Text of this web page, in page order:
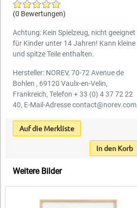
(0 Bewertungen)
Achtung: Kein Spielzeug, nicht geeignet
für Kinder unter 14 Jahren! Kann kleine
und spitze Teile enthalten.
Hersteller: NOREV, 70-72 Avenue de
Bohlen , 69120 Vaulx-en-Velin,
Frankreich, Telefon + 33 (0) 4 37 72 22
40, E-Mail-Adresse contact@norev.com
Auf die Merkliste
In den Korb
Weitere Bilder